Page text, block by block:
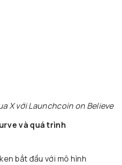
X với Launchcoin on Believe
và quá trình
bắt đầu với mô hình